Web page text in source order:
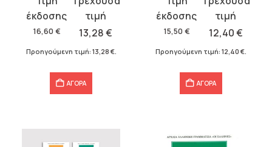
16,60 €
price
was:
16,60 €.
13,28€
τρέχουσα
τιμή
Προηγούμενη τιμή: 13,28 €.
ΑΓΟΡΑ
15,50 €
price
was:
15,50 €.
12,40€
τρέχουσα
τιμή
Προηγούμενη τιμή: 12,40 €
ΑΓΟΡΑ